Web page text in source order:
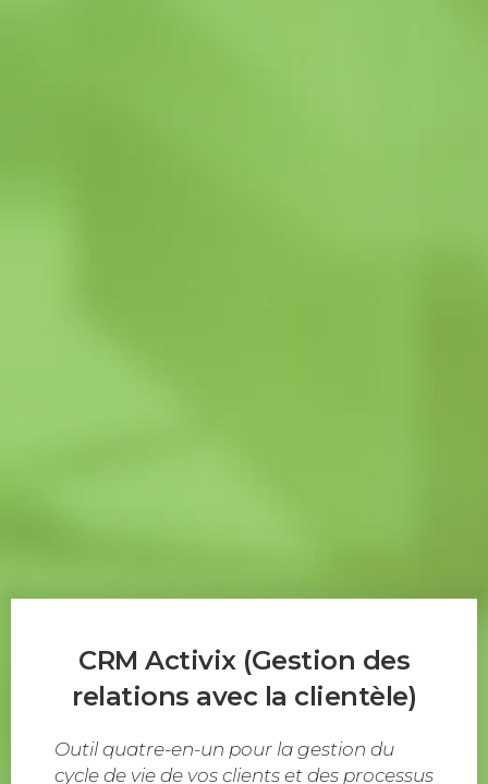
CRM Activix (Gestion des
relations avec la clientèle)
Outil quatre-en-un pour la gestion du
cycle de vie de vos clients et des processus